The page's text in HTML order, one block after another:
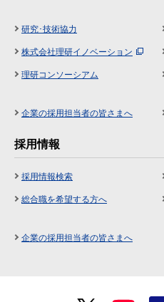
研究･技術協力
株式会社理研イノベーション
理研コンソーシアム
企業の採用担当者の皆さまへ
採用情報
採用情報検索
総合職を希望する方へ
企業の採用担当者の皆さまへ